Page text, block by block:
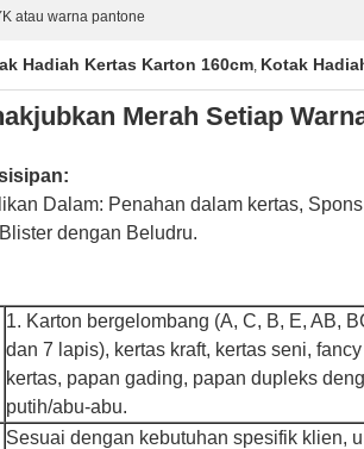
atau warna pantone
Hadiah Kertas Karton 160cm, Kotak
Merah Setiap
Dalam: Penahan dalam kertas,
dengan Beludru.
1. Karton bergelombang (A, C, B, E, AB,
dan 7 lapis), kertas kraft, kertas seni, fancy
kertas, papan gading, papan dupleks
putih/abu-abu.
Sesuai dengan kebutuhan spesifik klien,